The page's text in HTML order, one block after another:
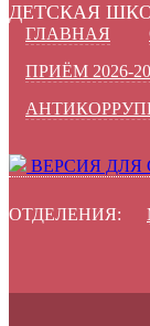
ДЕТСКАЯ
ГЛАВНАЯ
ПРИЁМ 2026-
ВЕРСИЯ
ОТДЕЛЕНИЯ: